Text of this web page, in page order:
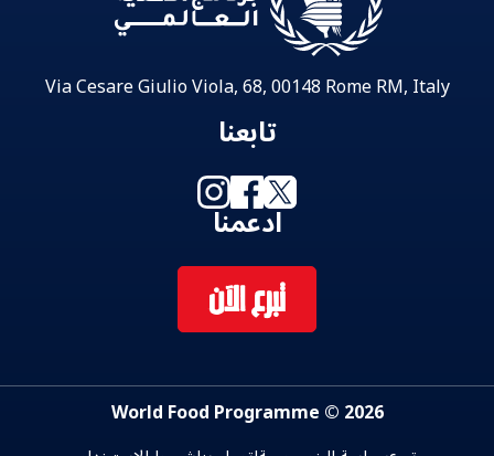
Via Cesare Giulio Viola, 68, 00148 Rome RM, Italy
تابعنا
ادعمنا
تبرع الآن
2026 © World Food Programme